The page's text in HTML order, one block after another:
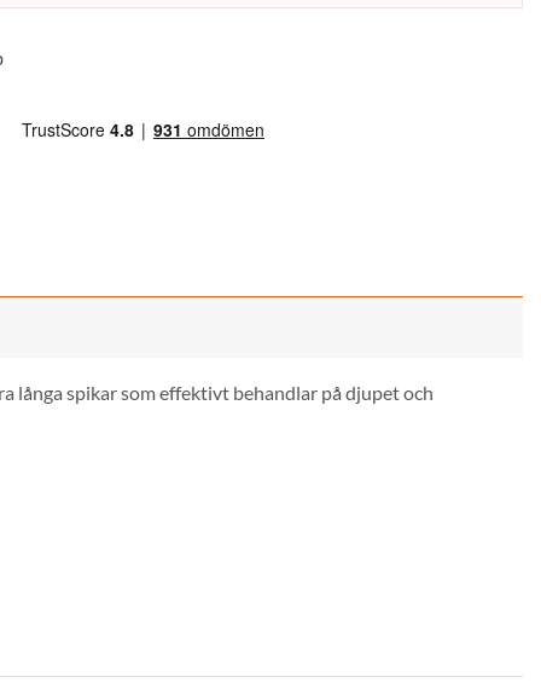
långa spikar som effektivt behandlar på djupet och